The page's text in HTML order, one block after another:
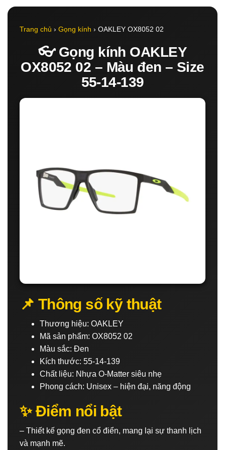
Trang chủ › Gọng kính › OAKLEY OX8052 02
👓 Gọng kính OAKLEY
OX8052 02 – Màu đen – Size
55-14-139
📌 Thông số kỹ thuật
Thương hiệu: OAKLEY
Mã sản phẩm: OX8052 02
Màu sắc: Đen
Kích thước: 55-14-139
Chất liệu: Nhựa O-Matter siêu nhẹ
Phong cách: Unisex – hiện đại, năng động
✨ Điểm nổi bật
– Thiết kế gọng đen cổ điển, mang lại sự thanh lịch
và mạnh mẽ.